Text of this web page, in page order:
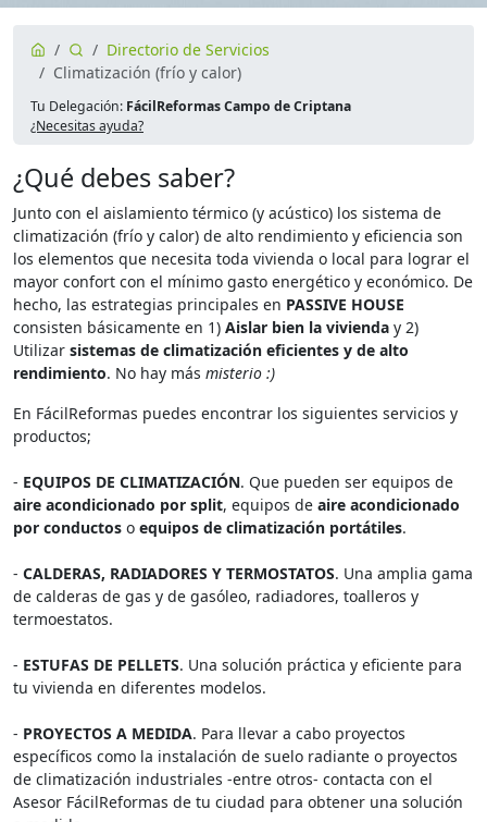
Directorio de Servicios
Climatización (frío y calor)
Tu Delegación: FácilReformas Campo de Criptana
¿Necesitas ayuda?
¿Qué debes saber?
Junto con el aislamiento térmico (y acústico) los sistema de
climatización (frío y calor) de alto rendimiento y eficiencia son
los elementos que necesita toda vivienda o local para lograr el
mayor confort con el mínimo gasto energético y económico. De
hecho, las estrategias principales en PASSIVE HOUSE
consisten básicamente en 1) Aislar bien la vivienda y 2)
Utilizar sistemas de climatización eficientes y de alto
rendimiento. No hay más misterio :)
En FácilReformas puedes encontrar los siguientes servicios y
productos;
- EQUIPOS DE CLIMATIZACIÓN. Que pueden ser equipos de
aire acondicionado por split, equipos de aire acondicionado
por conductos o equipos de climatización portátiles.
- CALDERAS, RADIADORES Y TERMOSTATOS. Una amplia gama
de calderas de gas y de gasóleo, radiadores, toalleros y
termoestatos.
- ESTUFAS DE PELLETS. Una solución práctica y eficiente para
tu vivienda en diferentes modelos.
- PROYECTOS A MEDIDA. Para llevar a cabo proyectos
específicos como la instalación de suelo radiante o proyectos
de climatización industriales -entre otros- contacta con el
Asesor FácilReformas de tu ciudad para obtener una solución